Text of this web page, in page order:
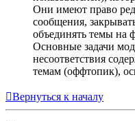
Они имеют право
сообщения,
объединять темы на
Основные задачи
несоответствия
темам (оффтопик),
Вернуться к началу